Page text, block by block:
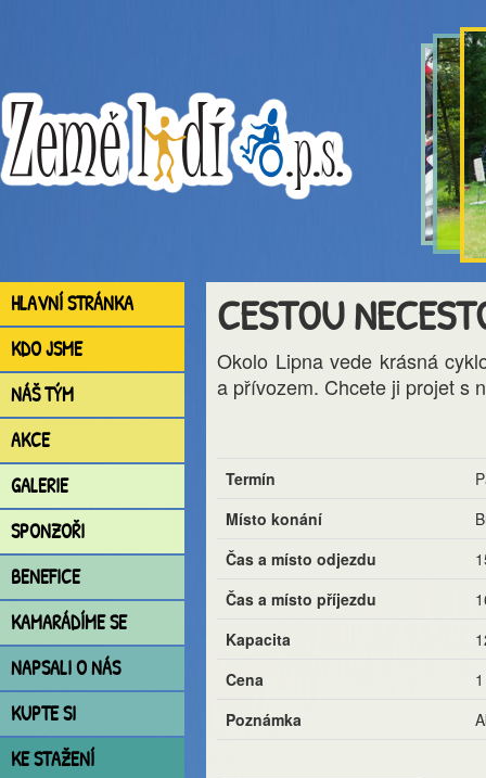
HLAVNÍ STRÁNKA
KDO JSME
NÁŠ TÝM
AKCE
GALERIE
SPONZOŘI
BENEFICE
KAMARÁDÍME SE
NAPSALI O NÁS
KUPTE SI
KE STAŽENÍ
CESTOU
Okolo Lipna vede krásná
a přívozem. Chcete ji projet s
Termín
Místo konání
Čas a místo odjezdu
Čas a místo příjezdu
Kapacita
Cena
Poznámka